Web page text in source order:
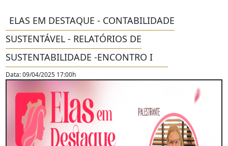
ELAS EM DESTAQUE - CONTABILIDADE
SUSTENTÁVEL - RELATÓRIOS DE
SUSTENTABILIDADE -ENCONTRO I
Data: 09/04/2025 17:00h